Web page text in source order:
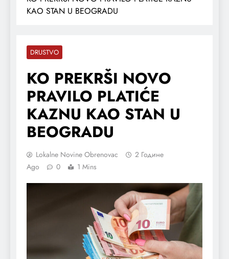
KAO STAN U BEOGRADU
DRUSTVO
KO PREKRŠI NOVO
PRAVILO PLATIĆE
KAZNU KAO STAN U
BEOGRADU
Lokalne Novine Obrenovac
2 Године
Ago
0 1 Mins